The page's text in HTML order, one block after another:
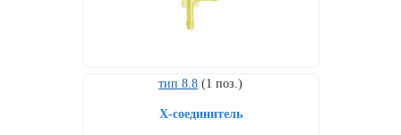
тип 8.8 (1 поз.)
X-соединитель